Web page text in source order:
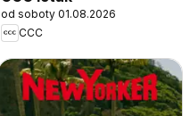
od soboty 01.08.2026
CCC